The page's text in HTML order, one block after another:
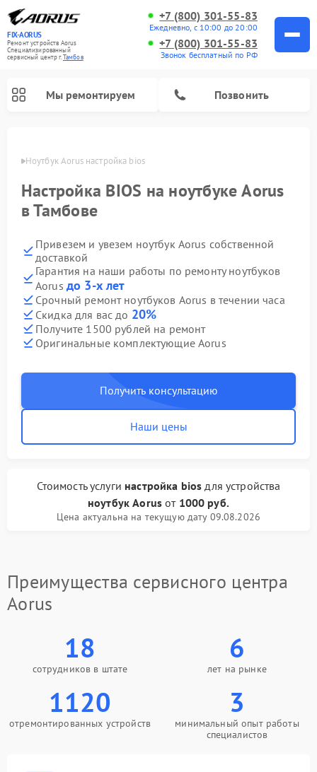
FIX-AORUS
Ремонт устройств Aorus
Специализированный
cервисный центр г.Тамбов
+7 (800) 301-55-83
Ежедневно, с 10:00 до 20:00
+7 (800) 301-55-83
Звонок бесплатный по РФ
Мы ремонтируем Позвонить
Ноутбук Aorus настройка bios
Настройка BIOS на ноутбуке Aorus
в Тамбове
Привезем и увезем ноутбук Aorus собственной
доставкой
Гарантия на наши работы по ремонту ноутбуков
Aorus до 3-х лет
Срочный ремонт ноутбуков Aorus в течении часа
Скидка для вас до 20%
Получите 1500 рублей на ремонт
Оригинальные комплектующие Aorus
Получить консультацию
Наши цены
Стоимость услуги настройка bios для устройства
ноутбук Aorusот 1000 руб.
Цена актуальна на текущую дату 09.08.2026
Преимущества сервисного центра
Aorus
18
сотрудников в штате
6
лет на рынке
1120
отремонтированных устройств
3
минимальный опыт работы
специалистов